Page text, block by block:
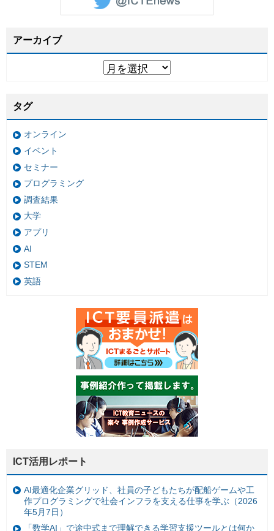
アーカイブ
タグ
オンライン
イベント
セミナー
プログラミング
調査結果
大学
アプリ
AI
STEM
英語
ICT活用レポート
AI最適化企業グリッド、社員の子どもたちが配船ゲームや工
作プログラミングで社会インフラを支える仕事を学ぶ（2026
年5月7日）
「数学AI」で途中式まで理解できる学習支援ツールとは何か